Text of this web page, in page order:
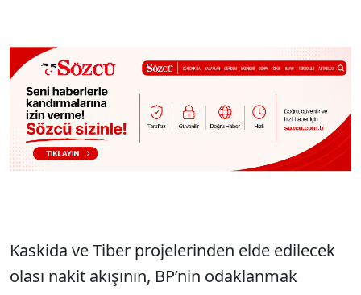
Kaskida ve Tiber projelerinden elde edilecek
olası nakit akışının, BP’nin odaklanmak